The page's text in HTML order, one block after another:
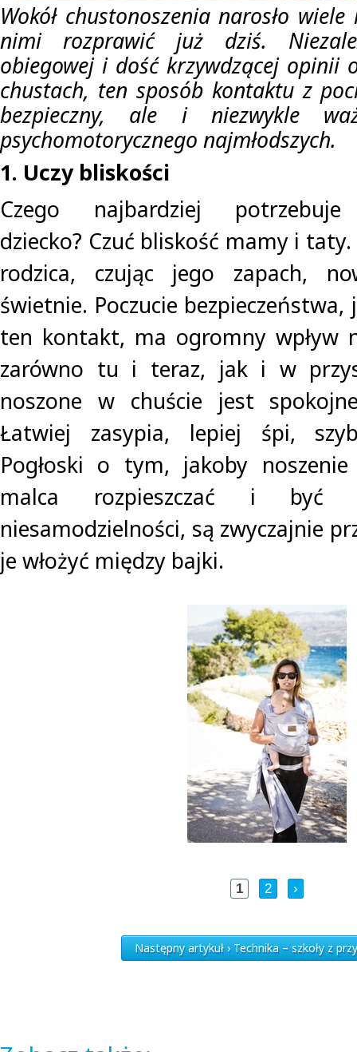
Wokół chustonoszenia narosło
nimi rozprawić już dziś.
obiegowej i dość krzywdzącej opinii
chustach, ten sposób kontaktu z
bezpieczny, ale i niezwykle
psychomotorycznego najmłodszych.
1. Uczy bliskości
Czego najbardziej potrzebuje
dziecko? Czuć bliskość mamy i taty.
rodzica, czując jego zapach,
świetnie. Poczucie
ten kontakt, ma ogromny wpływ
zarówno tu i teraz, jak i w
noszone w chuście jest
Łatwiej zasypia, lepiej śpi,
Pogłoski o tym, jakoby
malca rozpieszczać i być
niesamodzielności, są zwyczajnie
je włożyć między bajki.
1 2 ›
Następny artykuł › Technika – szkoły z